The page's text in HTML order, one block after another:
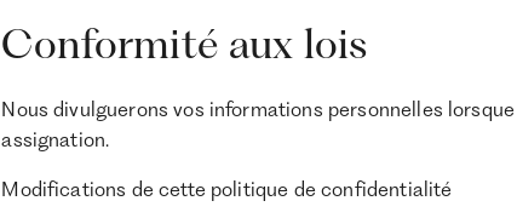
Conformité aux lois
Nous divulguerons vos informations personnelles lorsque
assignation.
Modifications de cette politique de confidentialité